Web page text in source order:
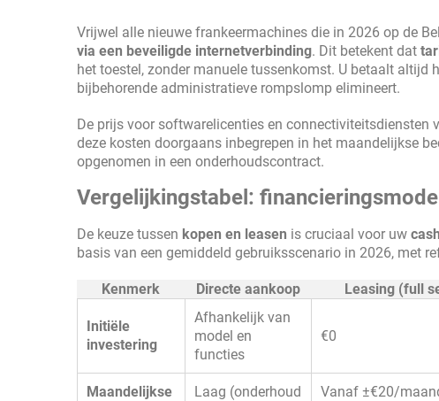
Vrijwel alle nieuwe frankeermachines die in 2026 op de
via een beveiligde internetverbinding. Dit betekent dat
het toestel, zonder manuele tussenkomst. U betaalt
bijbehorende administratieve rompslomp elimineert.
De prijs voor softwarelicenties en connectiviteitsdiensten
deze kosten doorgaans inbegrepen in het maandelijkse
opgenomen in een onderhoudscontract.
Vergelijkingstabel:
De keuze tussen kopen en leasen is cruciaal voor uw
basis van een gemiddeld gebruiksscenario in 2026, met
Kenmerk Directe aankoop Leasing (full
Initiële
investering
Afhankelijk van
model en
functies
€0
Maandelijkse
Laag (onderhoud
Vanaf ±€20/